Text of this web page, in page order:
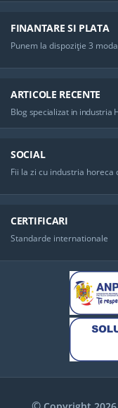
FINANTARE SI PLATA
Punem la dispoziţie 3
ARTICOLE RECENTE
Blog specializat in industria
SOCIAL
Fii la zi cu industria horeca
CERTIFICARI
Standarde internationale